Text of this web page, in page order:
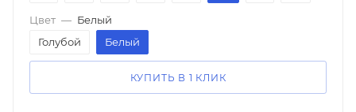
Цвет — Белый
Голубой
Белый
КУПИТЬ В 1 КЛИК